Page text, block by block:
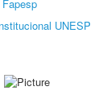
Fapesp
UNESP